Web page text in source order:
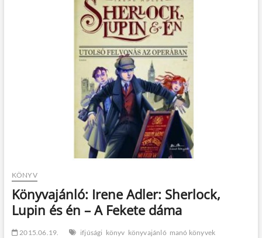
KÖNYV
Könyvajánló: Irene Adler: Sherlock,
Lupin és én – A Fekete dáma
2015.06.19. ifjúsági könyv könyvajánló manó könyvek